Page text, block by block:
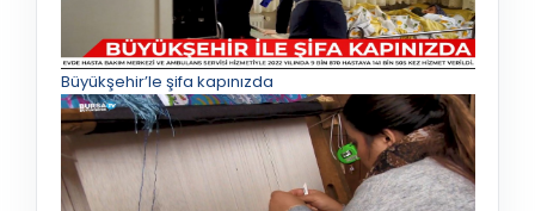
Büyükşehir’le şifa kapınızda